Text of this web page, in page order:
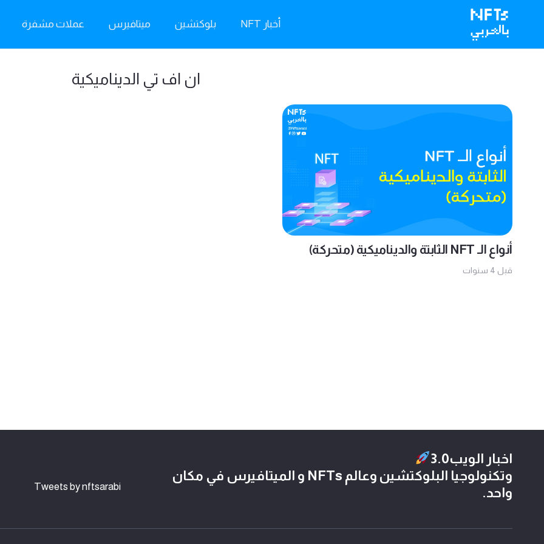
أخبار NFT بلوكتشين ميتافيرس عملات مشفرة
ان اف تي الديناميكية
أنواع الـ NFT الثابتة والديناميكية (متحركة)
قبل 4 سنوات
اخبار الويب3.0
وتكنولوجيا البلوكتشين وعالم NFTs و الميتافيرس في مكان
واحد.
Tweets by nftsarabi